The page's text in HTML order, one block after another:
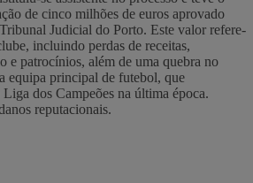
de cinco milhões de euros aprovado
Judicial do Porto. Este valor refere-
incluindo perdas de receitas,
e patrocínios, além de uma quebra no
equipa principal de futebol, que
dos Campeões na última época.
reputacionais.